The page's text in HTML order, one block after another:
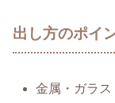
出し方のポイ
金属・ガラ